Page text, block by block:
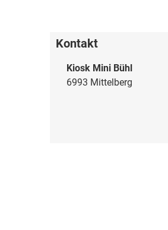
Kontakt
Kiosk Mini Bühl
6993 Mittelberg